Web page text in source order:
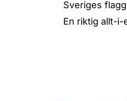
Sveriges
En riktig allt-